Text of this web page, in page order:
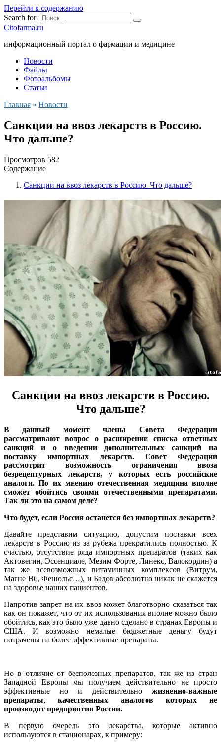
Перейти к содержанию
Search for:
Citofarma.ru
информационный портал о фармации и медицине
Новости
Файлы
Фотоальбомы
Статьи
Главная » Новости
Санкции на ввоз лекарств в Россию.
Что дальше?
Просмотров 582
Содержание
Санкции на ввоз лекарств в Россию. Что дальше?
Санкции на ввоз лекарств в Россию.
Что дальше?
В данный момент члены Совета Федерации
рассматривают вопрос о расширении списка ответных
санкций и о введении дополнительных санкций на
поставку импортных лекарств. Совет Федерации
рассмотрит возможность ограничения ввоза
безрецептурных лекарств, у которых есть российские
аналоги. По их мнению отечественная медицина вполне
сможет обойтись своими отечественными препаратами.
Так ли это на самом деле?
Что будет, если Россия останется без импортных лекарств?
Давайте представим ситуацию, допустим поставки всех
лекарств в Россию из за рубежа прекратились полностью. К
счастью, отсутствие ряда импортных препаратов (таких как
Актовегин, Эссенциале, Мезим Форте, Линекс, Валокордин) а
так же всевозможных витаминных комплексов (Витрум,
Магне B6, Фенюльс…), и Бадов абсолютно никак не скажется
на здоровье наших пациентов.
Напротив запрет на их ввоз может благотворно сказаться так
как он покажет, что от их использования вполне можно было
обойтись, как это было уже давно сделано в странах Европы и
США. И возможно немалые бюджетные деньгу будут
потрачены на более эффективные препараты.
Но в отличие от бесполезных препаратов, так же из стран
Западной Европы мы получаем действительно не просто
эффективные но и действительно жизненно-важные
препараты,качественных аналогов которых не
производят предприятия России.
В первую очередь это лекарства, которые активно
используются в стационарах, к примеру: